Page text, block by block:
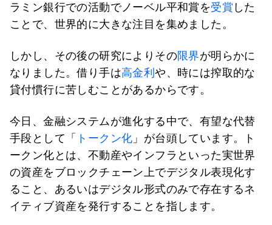
ラミン銀行での活動でノーベル平和賞を受賞 した
ことで、世界的に大きな注目を集めました。
しかし、その後の研究によりその限界が明らかに
なりました。借り手は高金利や、時には搾取的な
貸付慣行に苦しむことがあるからです。
今日、金融システムが進化する中で、有望な代替
手段として「 トークン化 」が台頭しています。ト
ークン化とは、不動産やインフラといった実世界
の資産をブロックチェーン上でデジタル表現化す
ること、あるいはデジタル形式のみで存在するネ
イティブ資産を発行することを指します。